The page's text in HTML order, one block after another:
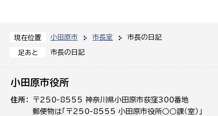
現在位置 小田原市 市長室 市長の日記
足あと 市長の日記
小田原市役所
住所
〒250-8555 神奈川県小田原市荻窪300番地
郵便物は「〒250-8555 小田原市役所○○課（室）」